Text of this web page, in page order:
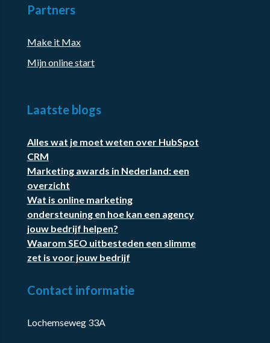
Partners
Make it Max
Mijn online start
Laatste blogs
Alles wat je moet weten over HubSpot
CRM
Marketing awards in Nederland: een
overzicht
Wat is online marketing
ondersteuning en hoe kan een agency
jouw bedrijf helpen?
Waarom SEO uitbesteden een slimme
zet is voor jouw bedrijf
Contact informatie
Lochemseweg 33A